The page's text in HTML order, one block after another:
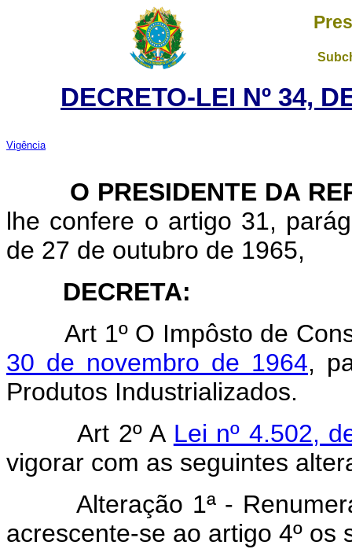
DECRETO-LEI Nº 34,
Vigência
O PRESIDENTE DA
lhe confere o artigo 31,
de 27 de outubro de 1965,
DECRETA:
Art 1º O Impôsto de
30 de novembro de 1964,
Produtos
Art 2º A Lei nº 4.502,
vigorar com as seguintes
Alteração 1ª -
acrescente-se ao artigo 4º os